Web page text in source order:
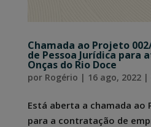
Chamada ao Projeto
de Pessoa Jurídica para
Onças do Rio Doce
por Rogério | 16 ago, 2022|
Está aberta a chamada ao
para a contratação de